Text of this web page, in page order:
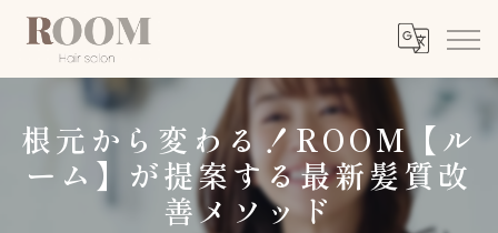
根元から変わる！ROOM【ル
ーム】が提案する最新髪質改
善メソッド